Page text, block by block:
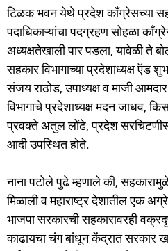
टिळक भवन येथे प्रदेश काँग्रेसच्या
पदाधिकाऱ्यांचा पदग्रहण सोहळा
अध्यक्षतेखाली पार पडला, यावेळी ते
सहकार विभागाच्या प्रदेशाध्यक्ष ऍड
संजय राठोड, उपाध्यक्ष व माजी
विभागाचे प्रदेशाध्यक्ष मदन जाधव,
प्रवक्ते अतुल लोंढे, प्रदेश
आदी उपस्थित होते.
नाना पटोले पुढे म्हणाले की,
मिळाली व महाराष्ट्र देशातील एक
भाजपा सरकारची सहकारावरही
काढायचा चंग बांधून केंद्रात सरकार